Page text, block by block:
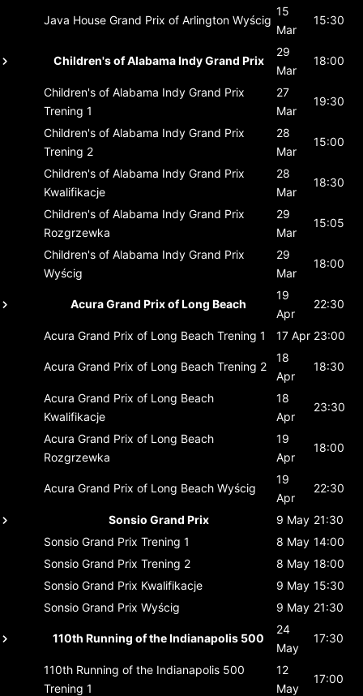
Java House Grand Prix of Arlington Wyścig
15
Mar
15:30
Children's of Alabama Indy Grand Prix
29
Mar
18:00
Children's of Alabama Indy Grand Prix
Trening 1
27
Mar
19:30
Children's of Alabama Indy Grand Prix
Trening 2
28
Mar
15:00
Children's of Alabama Indy Grand Prix
Kwalifikacje
28
Mar
18:30
Children's of Alabama Indy Grand Prix
Rozgrzewka
29
Mar
15:05
Children's of Alabama Indy Grand Prix
Wyścig
29
Mar
18:00
Acura Grand Prix of Long Beach
19
Apr
22:30
Acura Grand Prix of Long Beach Trening 1 17 Apr 23:00
Acura Grand Prix of Long Beach Trening 2
18
Apr
18:30
Acura Grand Prix of Long Beach
Kwalifikacje
18
Apr
23:30
Acura Grand Prix of Long Beach
Rozgrzewka
19
Apr
18:00
Acura Grand Prix of Long Beach Wyścig
19
Apr
22:30
Sonsio Grand Prix 9 May 21:30
Sonsio Grand Prix Trening 1 8 May 14:00
Sonsio Grand Prix Trening 2 8 May 18:00
Sonsio Grand Prix Kwalifikacje 9 May 15:30
Sonsio Grand Prix Wyścig 9 May 21:30
110th Running of the Indianapolis 500
24
May
17:30
110th Running of the Indianapolis 500
Trening 1
12
May
17:00